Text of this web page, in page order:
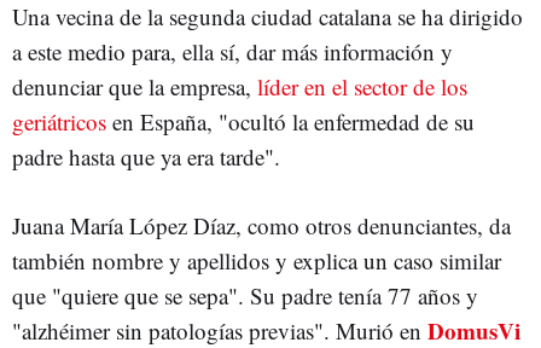
Una vecina de la segunda ciudad catalana se ha dirigido
a este medio para, ella sí, dar más información y
denunciar que la empresa, líder en el sector de los
geriátricos en España, "ocultó la enfermedad de su
padre hasta que ya era tarde".
Juana María López Díaz, como otros denunciantes, da
también nombre y apellidos y explica un caso similar
que "quiere que se sepa". Su padre tenía 77 años y
"alzhéimer sin patologías previas". Murió en DomusVi